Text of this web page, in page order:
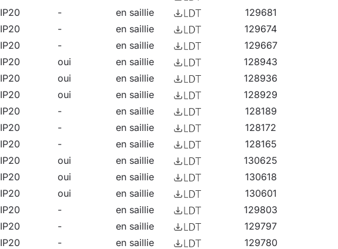
IP20 - en saillie
129681
IP20 - en saillie
129674
IP20 - en saillie
129667
IP20 oui en saillie
128943
IP20 oui en saillie
128936
IP20 oui en saillie
128929
IP20 - en saillie
128189
IP20 - en saillie
128172
IP20 - en saillie
128165
IP20 oui en saillie
130625
IP20 oui en saillie
130618
IP20 oui en saillie
130601
IP20 - en saillie
129803
IP20 - en saillie
129797
IP20 - en saillie
129780